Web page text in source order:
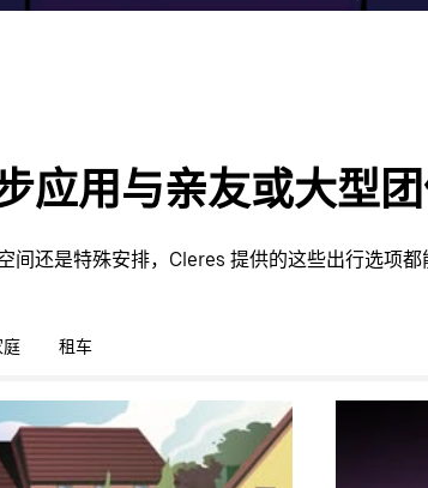
应用与亲友或大型
间还是特殊安排，Cleres 提供的这些出行选项都
庭 租车